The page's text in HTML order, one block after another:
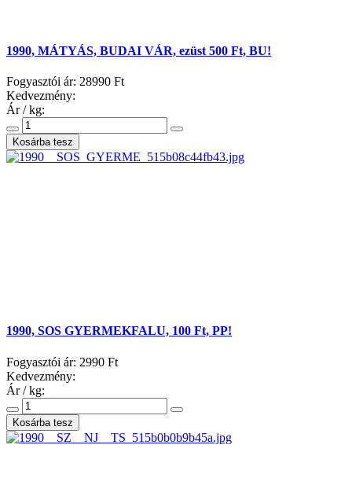
1990, MÁTYÁS, BUDAI VÁR, ezüst 500 Ft, BU!
Fogyasztói ár: 28990 Ft
Kedvezmény:
Ár / kg:
1990, SOS GYERMEKFALU, 100 Ft, PP!
Fogyasztói ár: 2990 Ft
Kedvezmény:
Ár / kg: